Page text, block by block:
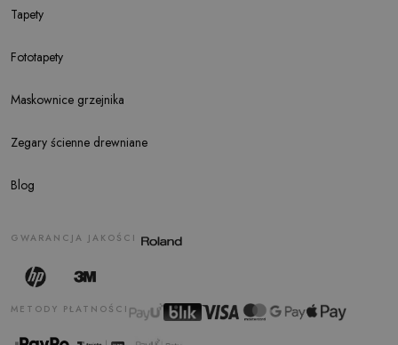
Tapety
Fototapety
Maskownice grzejnika
Zegary ścienne drewniane
Blog
GWARANCJA JAKOŚCI
METODY PŁATNOŚCI